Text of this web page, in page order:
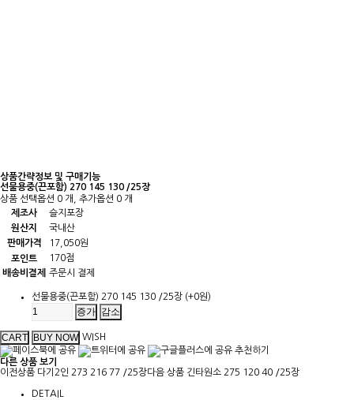
상품간략정보 및 구매기능
선물용중(끈포함) 270 145 130 /25장
상품 선택옵션 0 개, 추가옵션 0 개
제조사
슬지포장
원산지
국내산
판매가격
17,050원
포인트
170점
배송비결제
주문시 결제
선물용중(끈포함) 270 145 130 /25장 (+0원)
증가 감소
WISH
추천하기
다른 상품 보기
이전상품 다기2인 273 216 77 /25장다음 상품 긴타원소 275 120 40 /25장
DETAIL